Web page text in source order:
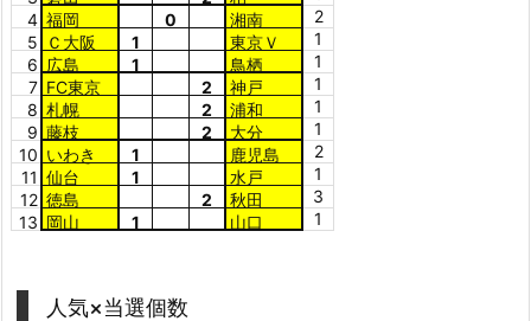
4 福岡 0 湘南
2
5
Ｃ大阪 1 東京Ｖ
1
6 広島 1 鳥栖
1
7 FC東京 2 神戸
1
8 札幌 2 浦和
1
9 藤枝 2 大分
1
10 いわき 1 鹿児島
2
11 仙台 1 水戸
1
12 徳島 2 秋田
3
13 岡山 1 山口 1
人気×当選個数